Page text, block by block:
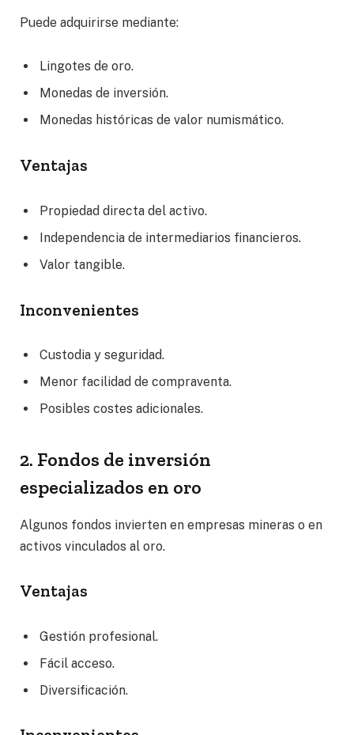
Puede adquirirse mediante:
Lingotes de oro.
Monedas de inversión.
Monedas históricas de valor numismático.
Ventajas
Propiedad directa del activo.
Independencia de intermediarios financieros.
Valor tangible.
Inconvenientes
Custodia y seguridad.
Menor facilidad de compraventa.
Posibles costes adicionales.
2. Fondos de inversión
especializados en oro
Algunos fondos invierten en empresas mineras o en
activos vinculados al oro.
Ventajas
Gestión profesional.
Fácil acceso.
Diversificación.